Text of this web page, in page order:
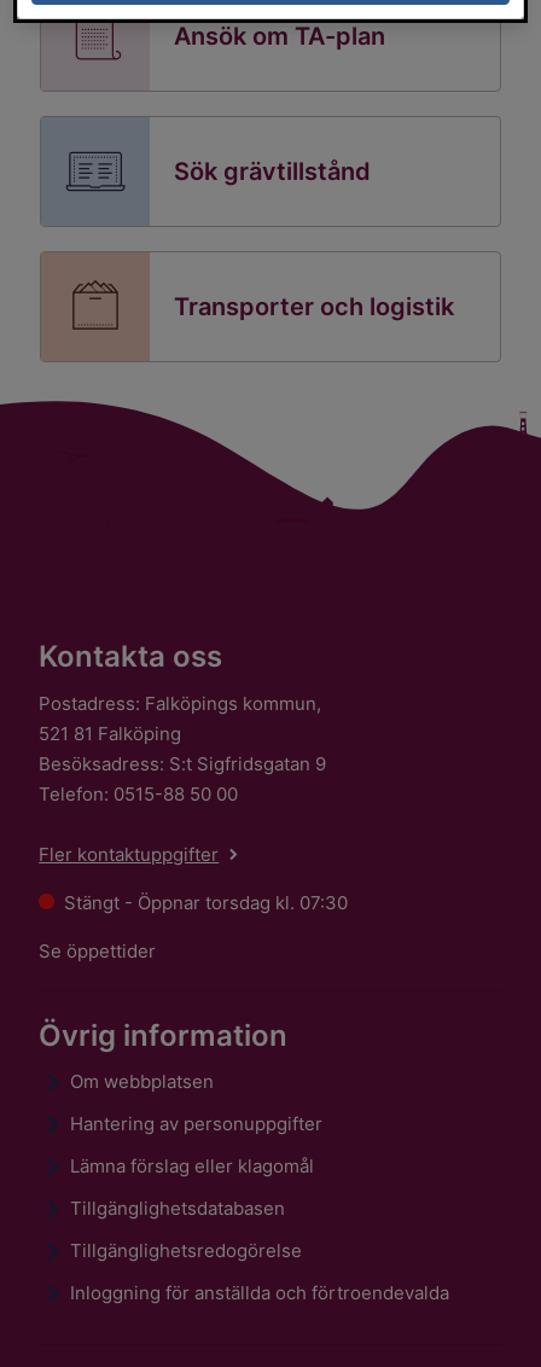
Ansök om TA-plan
Sök grävtillstånd
Transporter och logistik
Kontakta oss
Postadress: Falköpings kommun,
521 81 Falköping
Besöksadress: S:t Sigfridsgatan 9
Telefon: 0515-88 50 00
Fler kontaktuppgifter
Stängt - Öppnar torsdag kl. 07:30
Se öppettider
Övrig information
Om webbplatsen
Hantering av personuppgifter
Lämna förslag eller klagomål
Tillgänglighetsdatabasen
Tillgänglighetsredogörelse
Inloggning för anställda och förtroendevalda